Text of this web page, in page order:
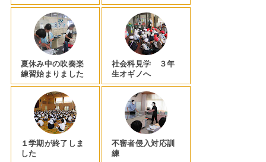
夏休み中の吹奏楽
練習始まりました
社会科見学 ３年
生オギノへ
１学期が終了しま
した
不審者侵入対応訓
練